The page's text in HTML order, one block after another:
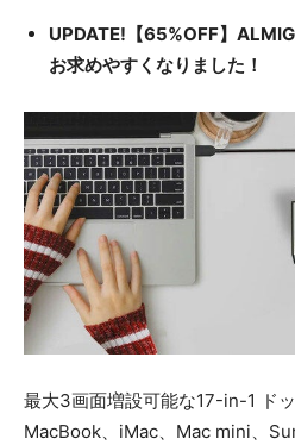
UPDATE!【65%OFF】
お求めやすくなりました！
最大3画面増設可能な17-in-1 ドッ
MacBook、iMac、Mac mini、